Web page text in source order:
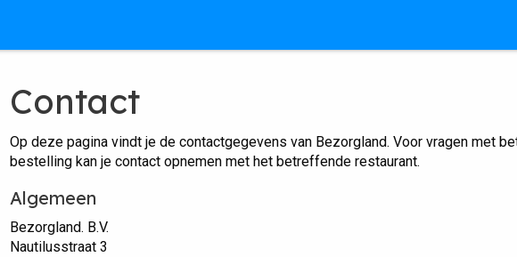
Contact
Op deze pagina vindt je de contactgegevens van Bezorgland. Voor vragen met
bestelling kan je contact opnemen met het betreffende restaurant.
Algemeen
Bezorgland. B.V.
Nautilusstraat 3